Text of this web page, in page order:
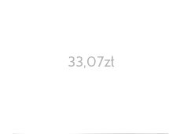
33,07zł